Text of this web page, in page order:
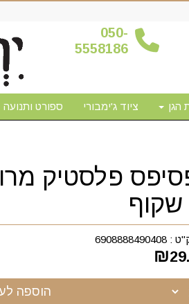
050-
5558186
הגן ציוד ג'ימבורי ספורט ותנועה
פלסטיק
שקוף
:
6908888490408
₪
הוספה